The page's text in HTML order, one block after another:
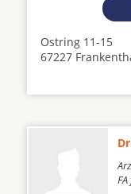
Ostring 11-15
67227